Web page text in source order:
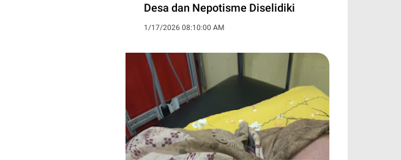
Desa dan Nepotisme Diselidiki
1/17/2026 08:10:00 AM